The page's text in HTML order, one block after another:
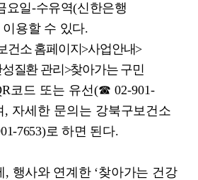
요일-수유역(신한은행
이용할 수 있다.
건소 홈페이지 >사업안내>
질환 관리 >찾아가는 구민
코드 또는 유선(☎ 02-901-
, 자세한 문의는 강북구보건소
7653)로 하면 된다.
, 행사와 연계한 ‘찾아가는 건강